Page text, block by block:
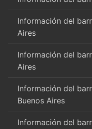
Información del
Aires
Información del
Aires
Información del
Buenos Aires
Información del